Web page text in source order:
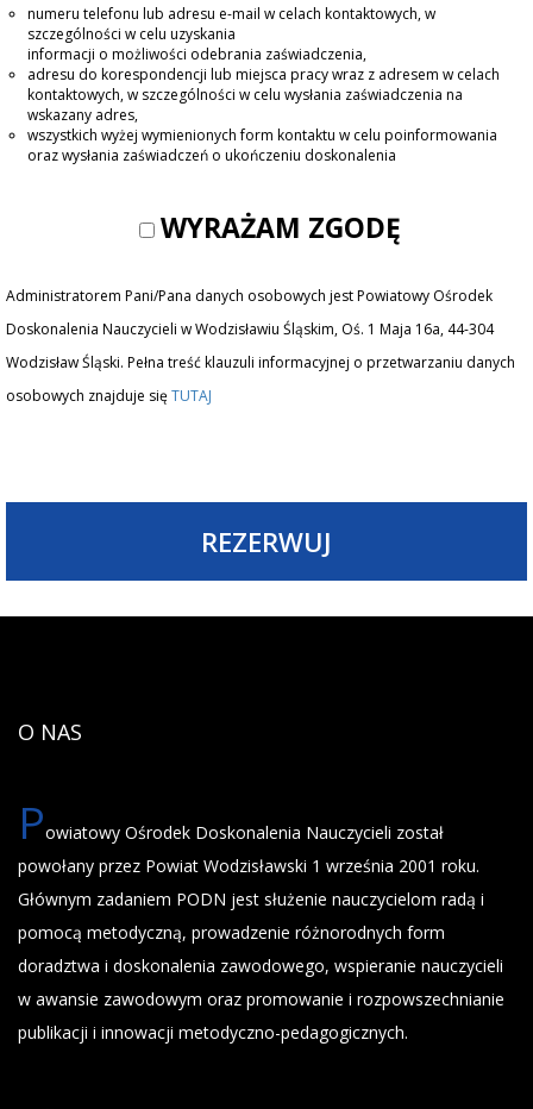
numeru telefonu lub adresu e-mail w celach kontaktowych, w
szczególności w celu uzyskania
informacji o możliwości odebrania zaświadczenia,
adresu do korespondencji lub miejsca pracy wraz z adresem w celach
kontaktowych, w szczególności w celu wysłania zaświadczenia na
wskazany adres,
wszystkich wyżej wymienionych form kontaktu w celu poinformowania
oraz wysłania zaświadczeń o ukończeniu doskonalenia
WYRAŻAM ZGODĘ
Administratorem Pani/Pana danych osobowych jest Powiatowy Ośrodek
Doskonalenia Nauczycieli w Wodzisławiu Śląskim, Oś. 1 Maja 16a, 44-304
Wodzisław Śląski. Pełna treść klauzuli informacyjnej o przetwarzaniu danych
osobowych znajduje sięTUTAJ
REZERWUJ
O NAS
Powiatowy Ośrodek Doskonalenia Nauczycieli został
powołany przez Powiat Wodzisławski 1 września 2001 roku.
Głównym zadaniem PODN jest służenie nauczycielom radą i
pomocą metodyczną, prowadzenie różnorodnych form
doradztwa i doskonalenia zawodowego, wspieranie nauczycieli
w awansie zawodowym oraz promowanie i rozpowszechnianie
publikacji i innowacji metodyczno-pedagogicznych.